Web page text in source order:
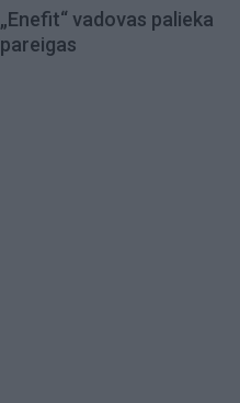
„Enefit“ vadovas palieka
pareigas